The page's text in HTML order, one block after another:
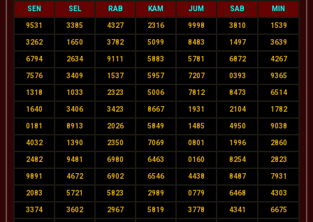
SEN SEL RAB KAM JUM SAB MIN
9531 3385 4327 2316 9998 3810 1539
3262 1650 3782 5099 8483 1497 3639
6794 2634 9111 5883 5781 6872 4267
7576 3409 1537 5957 7207 0393 9365
1318 1033 2323 5006 7812 8473 6514
1640 3406 3423 8667 1931 2104 1782
0181 8913 2026 5849 1485 4950 9038
4032 1390 2350 7069 0801 1996 2860
2482 9481 6980 6463 0160 8254 2823
9891 4672 6902 6546 4438 8487 7931
2083 5721 5823 2989 0779 6468 4303
3374 3602 2967 5819 3778 4341 6675